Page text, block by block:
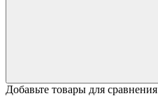
Добавьте товары для сравнения